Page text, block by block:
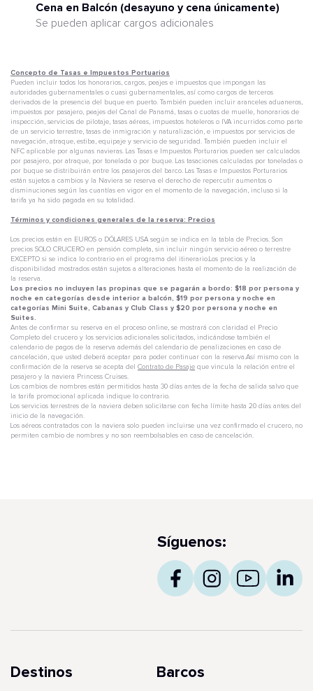
Cena en Balcón (desayuno y cena únicamente)
Se pueden aplicar cargos adicionales
Concepto de Tasas e Impuestos Portuarios
Pueden incluir todos los honorarios, cargos, peajes e impuestos que impongan las
autoridades gubernamentales o cuasi gubernamentales, así como cargos de terceros
derivados de la presencia del buque en puerto. También pueden incluir aranceles aduaneros,
impuestos por pasajero, peajes del Canal de Panamá, tasas o cuotas de muelle, honorarios de
inspección, servicios de pilotaje, tasas aéreas, impuestos hoteleros o IVA incurridos como parte
de un servicio terrestre, tasas de inmigración y naturalización, e impuestos por servicios de
navegación, atraque, estiba, equipaje y servicio de seguridad. También pueden incluir el
NFC aplicable por algunas navieras. Las Tasas e Impuestos Porturarios pueden ser calculados
por pasajero, por atraque, por tonelada o por buque. Las tasaciones calculadas por toneladas o
por buque se distribuirán entre los pasajeros del barco. Las Tasas e Impuestos Porturarios
están sujetos a cambios y la Naviera se reserva el derecho de repercutir aumentos o
disminuciones según las cuantías en vigor en el momento de la navegación, incluso si la
tarifa ya ha sido pagada en su totalidad.
Términos y condiciones generales de la reserva: Precios
Los precios están en EUROS o DÓLARES USA según se indica en la tabla de Precios. Son
precios SOLO CRUCERO en pensión completa, sin incluir ningún servicio aéreo o terrestre
EXCEPTO si se indica lo contrario en el programa del itinerario.Los precios y la
disponibilidad mostrados están sujetos a alteraciones hasta el momento de la realización de
la reserva.
Los precios no incluyen las propinas que se pagarán a bordo: $18 por persona y
noche en categorías desde interior a balcón, $19 por persona y noche en
categorías Mini Suite, Cabanas y Club Class y $20 por persona y noche en
Suites.
Antes de confirmar su reserva en el proceso online, se mostrará con claridad el Precio
Completo del crucero y los servicios adicionales solicitados, indicándose también el
calendario de pagos de la reserva además del calendario de penalizaciones en caso de
cancelación, que usted deberá aceptar para poder continuar con la reserva.Así mismo con la
confirmación de la reserva se acepta del Contrato de Pasaje que vincula la relación entre el
pasajero y la naviera Princess Cruises.
Los cambios de nombres están permitidos hasta 30 días antes de la fecha de salida salvo que
la tarifa promocional aplicada indique lo contrario.
Los servicios terrestres de la naviera deben solicitarse con fecha límite hasta 20 días antes del
inicio de la navegación.
Los aéreos contratados con la naviera solo pueden incluirse una vez confirmado el crucero, no
permiten cambio de nombres y no son reembolsables en caso de cancelación.
Síguenos:
Destinos Barcos